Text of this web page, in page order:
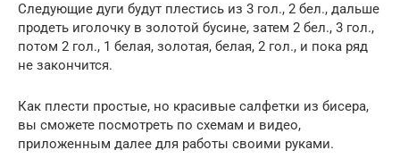
Следующие дуги будут плестись из 3 гол., 2 бел., дальше
продеть иголочку в золотой бусине, затем 2 бел., 3 гол.,
потом 2 гол., 1 белая, золотая, белая, 2 гол., и пока ряд
не закончится.
Как плести простые, но красивые салфетки из бисера,
вы сможете посмотреть по схемам и видео,
приложенным далее для работы своими руками.